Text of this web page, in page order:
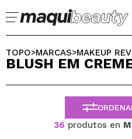
Já sou #maquilover, tenho
SELECIONE
TOPO>MARCAS>MAKEUP
BLUSH EM
36 produtos en